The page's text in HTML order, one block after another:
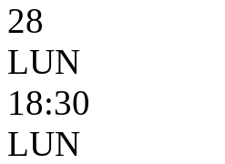
28
LUN
18:30
LUN